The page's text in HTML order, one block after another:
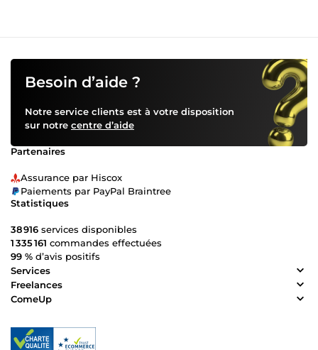
Besoin d’aide ?
Notre service clients est à votre disposition
sur notre centre d’aide
Partenaires
Assurance par Hiscox
Paiements par PayPal Braintree
Statistiques
38 916 services disponibles
1 335 161 commandes effectuées
99 % d’avis positifs
Services
Freelances
ComeUp